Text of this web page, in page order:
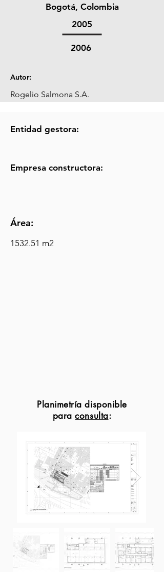
Bogotá, Colombia
2005
2006
Autor:
Rogelio Salmona S.A.
Entidad gestora:
Empresa constructora:
Área:
1532.51 m2
Planimetría disponible
paraconsulta: